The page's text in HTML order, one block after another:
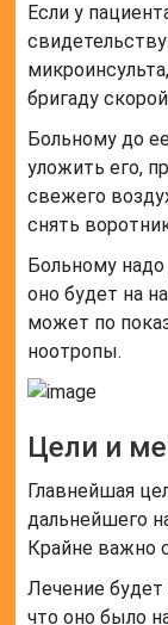
Если у
бригаду
Больному до
уложить его,
свежего
снять
Больному
оно будет на
может по
ноотропы.
Цели и
Главнейшая
дальнейшего
Крайне важно
Лечение
что оно было